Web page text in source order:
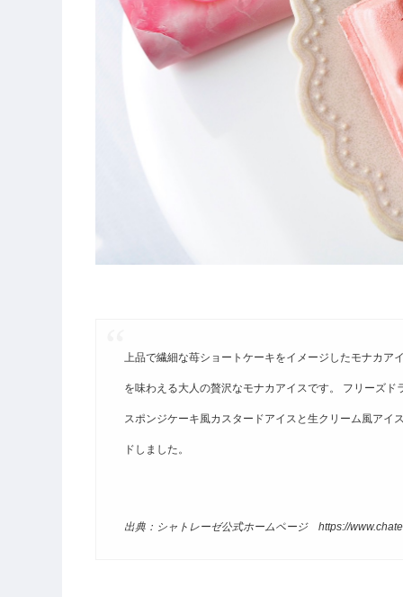
上品で繊細な苺ショートケーキをイメージしたモナカア
を味わえる大人の贅沢なモナカアイスです。 フリーズ
スポンジケーキ風カスタードアイスと生クリーム風アイ
ドしました。
出典：シャトレーゼ公式ホームページ https://